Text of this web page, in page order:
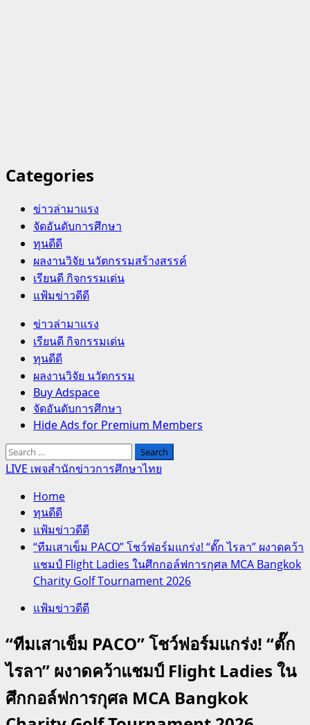
Categories
ข่าวล่ามาแรง
จัดอันดับการศึกษา
ทุนดีดี
ผลงานวิจัย นวัตกรรมสร้างสรรค์
เรียนดี กิจกรรมเด่น
แฟ้มข่าวดีดี
Primary
Menu
ข่าวล่ามาแรง
เรียนดี กิจกรรมเด่น
ทุนดีดี
ผลงานวิจัย นวัตกรรม
Buy Adspace
จัดอันดับการศึกษา
Hide Ads for Premium Members
Search
for:
LIVE เพจสำนักข่าวการศึกษาไทย
Home
ทุนดีดี
แฟ้มข่าวดีดี
“ทีมเสาเข็ม PACO” โชว์ฟอร์มแกร่ง! “ตั๊ก ไรลา” ผงาดคว้า
แชมป์ Flight Ladies ในศึกกอล์ฟการกุศล MCA Bangkok
Charity Golf Tournament 2026
แฟ้มข่าวดีดี
“ทีมเสาเข็ม PACO” โชว์ฟอร์มแกร่ง! “ตั๊ก
ไรลา” ผงาดคว้าแชมป์ Flight Ladies ใน
ศึกกอล์ฟการกุศล MCA Bangkok